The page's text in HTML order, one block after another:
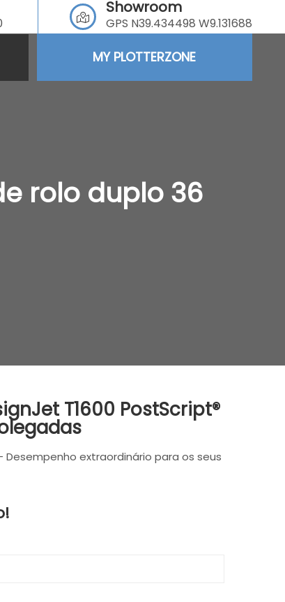
Showroom
GPS N39.434498 W9.131688
MY PLOTTERZONE
rolo duplo 36
T1600 PostScript®
extraordinário para os seus